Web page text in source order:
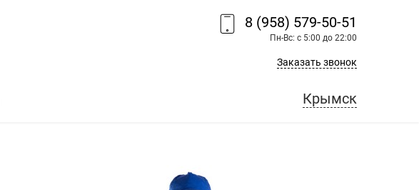
8 (958) 579-50-51
Пн-Вс: с 5:00 до 22:00
Заказать звонок
Крымск